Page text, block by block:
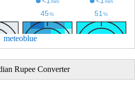
meteoblue
Indian Rupee Converter